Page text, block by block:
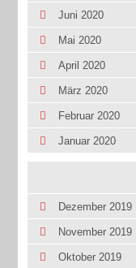
Juni 2020
Mai 2020
April 2020
März 2020
Februar 2020
Januar 2020
Dezember 2019
November 2019
Oktober 2019